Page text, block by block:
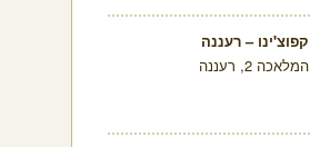
קפוצ'ינו – רעננה
המלאכה 2, רעננה